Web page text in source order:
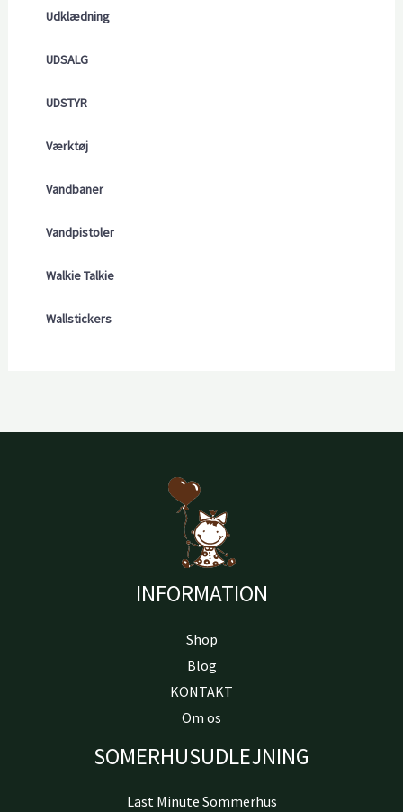
Udklædning
UDSALG
UDSTYR
Værktøj
Vandbaner
Vandpistoler
Walkie Talkie
Wallstickers
INFORMATION
Shop
Blog
KONTAKT
Om os
SOMERHUSUDLEJNING
Last Minute Sommerhus